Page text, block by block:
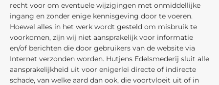
recht voor om eventuele wijzigingen met onmiddellijke
ingang en zonder enige kennisgeving door te voeren.
Hoewel alles in het werk wordt gesteld om misbruik te
voorkomen, zijn wij niet aansprakelijk voor informatie
en/of berichten die door gebruikers van de website via
Internet verzonden worden. Hutjens Edelsmederij sluit alle
aansprakelijkheid uit voor enigerlei directe of indirecte
schade, van welke aard dan ook, die voortvloeit uit of in